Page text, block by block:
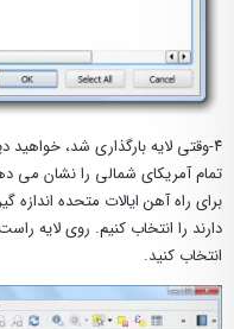
۴-وقتی لایه بارگذاری شد،
تمام آمریکای شمالی را نشان می
برای راه آهن ایالات متحده اندازه
انتخاب کنید.